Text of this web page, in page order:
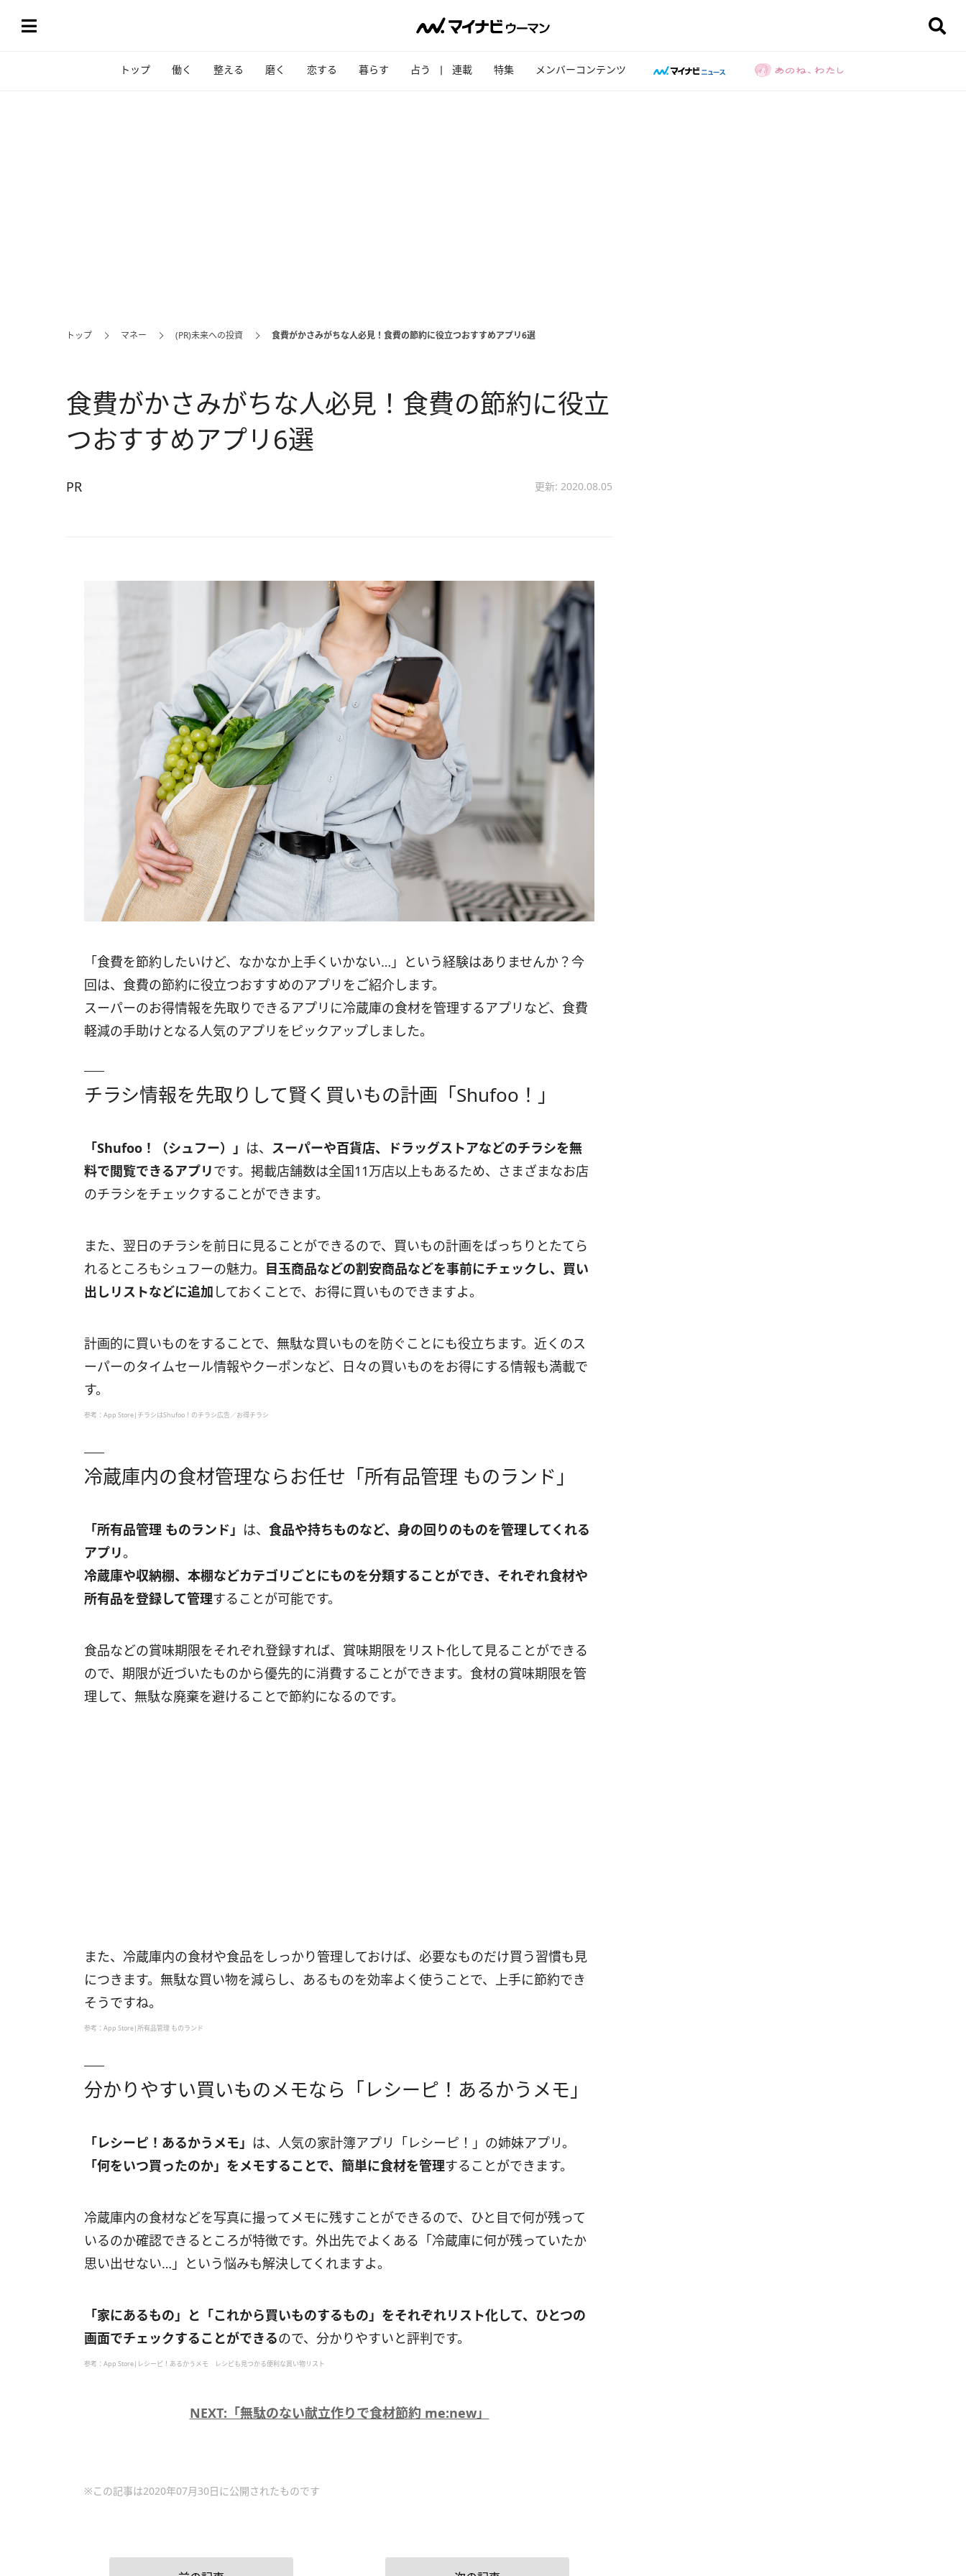
トップ 働く 整える 磨く 恋する 暮らす 占う 連載 特集 メンバーコンテンツ
トップ マネー (PR)未来への投資 食費がかさみがちな人必見！食費の節約に役立つおすすめアプリ6選
食費がかさみがちな人必見！食費の節約に役立
つおすすめアプリ6選
PR 更新: 2020.08.05
「食費を節約したいけど、なかなか上手くいかない…」という経験はありませんか？今
回は、食費の節約に役立つおすすめのアプリをご紹介します。
スーパーのお得情報を先取りできるアプリに冷蔵庫の食材を管理するアプリなど、食費
軽減の手助けとなる人気のアプリをピックアップしました。
チラシ情報を先取りして賢く買いもの計画「Shufoo！」
「Shufoo！（シュフー）」 は、 スーパーや百貨店、ドラッグストアなどのチラシを無
料で閲覧できるアプリです。掲載店舗数は全国11万店以上もあるため、さまざまなお店
のチラシをチェックすることができます。
また、翌日のチラシを前日に見ることができるので、買いもの計画をばっちりとたてら
れるところもシュフーの魅力。 目玉商品などの割安商品などを事前にチェックし、買い
出しリストなどに追加 しておくことで、お得に買いものできますよ。
計画的に買いものをすることで、無駄な買いものを防ぐことにも役立ちます。近くのス
ーパーのタイムセール情報やクーポンなど、日々の買いものをお得にする情報も満載で
す。
参考：App Store|チラシはShufoo！のチラシ広告／お得チラシ
冷蔵庫内の食材管理ならお任せ「所有品管理 ものランド」
「所有品管理 ものランド」 は、 食品や持ちものなど、身の回りのものを管理してくれる
アプリ。
冷蔵庫や収納棚、本棚などカテゴリごとにものを分類することができ、それぞれ食材や
所有品を登録して管理することが可能です。
食品などの賞味期限をそれぞれ登録すれば、賞味期限をリスト化して見ることができる
ので、期限が近づいたものから優先的に消費することができます。食材の賞味期限を管
理して、無駄な廃棄を避けることで節約になるのです。
また、冷蔵庫内の食材や食品をしっかり管理しておけば、必要なものだけ買う習慣も見
につきます。無駄な買い物を減らし、あるものを効率よく使うことで、上手に節約でき
そうですね。
参考：App Store|所有品管理 ものランド
分かりやすい買いものメモなら「レシーピ！あるかうメモ」
「レシーピ！あるかうメモ」 は、人気の家計簿アプリ「レシーピ！」の姉妹アプリ。
「何をいつ買ったのか」をメモすることで、簡単に食材を管理することができます。
冷蔵庫内の食材などを写真に撮ってメモに残すことができるので、ひと目で何が残って
いるのか確認できるところが特徴です。外出先でよくある「冷蔵庫に何が残っていたか
思い出せない…」という悩みも解決してくれますよ。
「家にあるもの」と「これから買いものするもの」をそれぞれリスト化して、ひとつの
画面でチェックすることができるので、分かりやすいと評判です。
参考：App Store|レシーピ！あるかうメモ レシピも見つかる便利な買い物リスト
NEXT:「無駄のない献立作りで食材節約 me:new」
※この記事は2020年07月30日に公開されたものです